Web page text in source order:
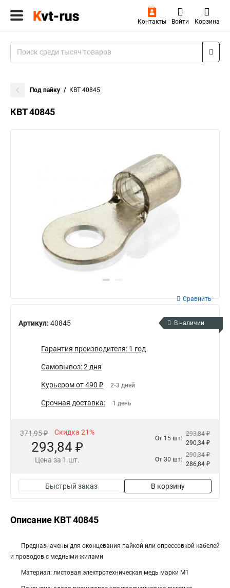
Контакты Войти Корзина
Под пайку КВТ 40845
КВТ 40845
Артикул: 40845
Сравнить
В наличии
Гарантия производителя: 1 год
Самовывоз: 2 дня
Курьером от 490 ₽ 2-3 дней
Срочная доставка: 1 день
371,95 ₽ Скидка 21%
293,84 ₽
Цена за 1 шт.
От 15 шт:
293,84 ₽
290,34 ₽
От 30 шт:
290,34 ₽
286,84 ₽
Быстрый заказ В корзину
Описание КВТ 40845
Предназначены для оконцевания пайкой или опрессовкой кабелей
и проводов с медными жилами
Материал: листовая электротехническая медь марки М1